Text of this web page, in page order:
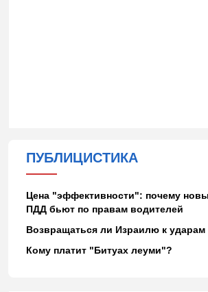
ПУБЛИЦИСТИКА
Цена "эффективности": почему
ПДД бьют по правам водителей
Возвращаться ли Израилю к ударам
Кому платит "Битуах леуми"?